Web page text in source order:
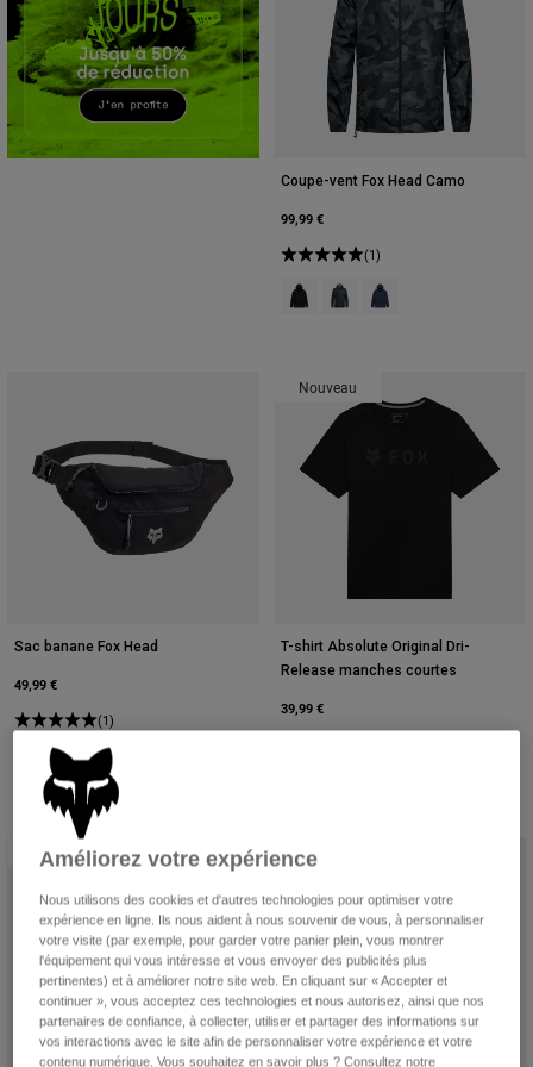
Accessoires
Tous les accessoires
Sacs et sacs à dos
Chapeaux et Casquettes
Coupe-vent Fox Head Camo
99,99 €
(1)
Product swatch type of Noir.
Product swatch type of
Product swatch type
Sac banane Fox Head
49,99 €
(1)
Product swatch type of Noir.
Product swatch type of Brun Sucre.
Product swatch type of Bleu cré crépusculaire.
Nouveau
T-shirt Absolute Original Dri-
Release manches courtes
39,99 €
Nouveau Nouveau
Améliorez votre expérience
Nous utilisons des cookies et d'autres technologies pour optimiser votre
expérience en ligne. Ils nous aident à nous souvenir de vous, à personnaliser
votre visite (par exemple, pour garder votre panier plein, vous montrer
l'équipement qui vous intéresse et vous envoyer des publicités plus
pertinentes) et à améliorer notre site web. En cliquant sur « Accepter et
continuer », vous acceptez ces technologies et nous autorisez, ainsi que nos
partenaires de confiance, à collecter, utiliser et partager des informations sur
vos interactions avec le site afin de personnaliser votre expérience et votre
contenu numérique. Vous souhaitez en savoir plus ? Consultez notre